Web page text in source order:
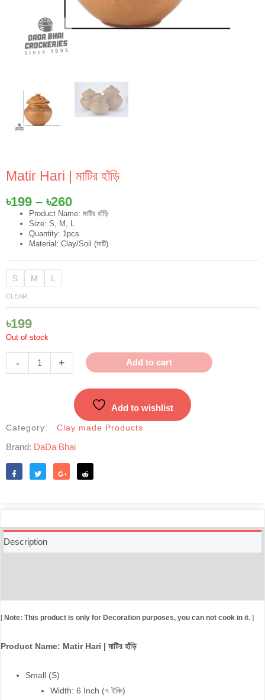
Matir Hari | মাটির হাঁড়ি
৳199 – ৳260Price
range:
৳199
through
Product Name: মাটির হাঁড়ি
Size: S, M, L
Quantity: 1pcs
Material: Clay/Soil (মাটি)
S M L
CLEAR
৳199
Out of stock
-
Matir
Hari
|
হাঁড়ি
quantity
+ Add to cart
Add to wishlist
Category: Clay made Products
Brand: DaDa Bhai
Description
[Note: This product is only for Decoration purposes, you can not cook in it. ]
Product Name: Matir Hari | মাটির হাঁড়ি
Small (S)
Width: 6 Inch (৭ ইঞ্চি)